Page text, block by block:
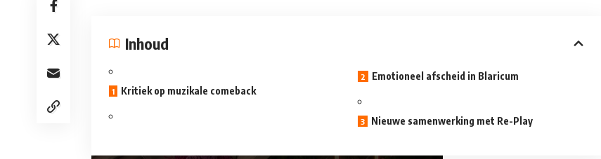
Inhoud
Kritiek op muzikale comeback
Emotioneel afscheid in Blaricum
Nieuwe samenwerking met Re-Play